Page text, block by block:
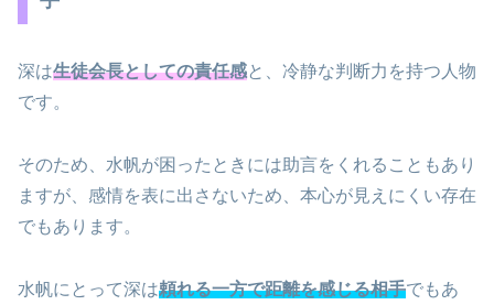
深は生徒会長としての責任感と、冷静な判断力を持つ人物
です。
そのため、水帆が困ったときには助言をくれることもあり
ますが、感情を表に出さないため、本心が見えにくい存在
でもあります。
水帆にとって深は頼れる一方で距離を感じる相手でもあ